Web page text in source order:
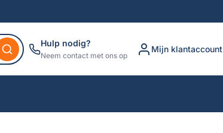
Hulp nodig?
Neem contact met ons op
Mijn klantaccount